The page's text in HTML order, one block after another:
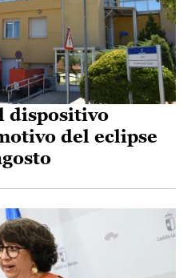
dispositivo
del eclipse